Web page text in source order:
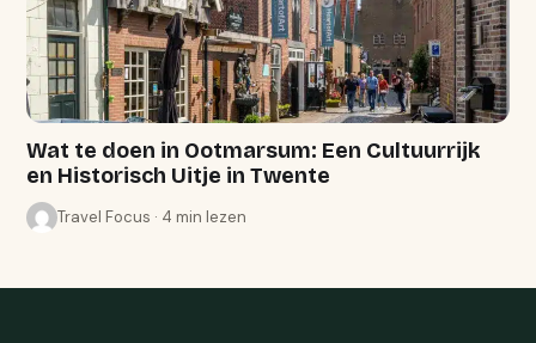
Wat te doen in Ootmarsum: Een Cultuurrijk
en Historisch Uitje in Twente
Travel Focus · 4 min lezen